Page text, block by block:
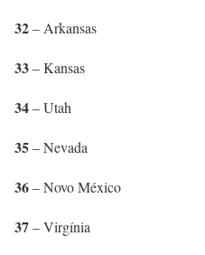
32– Arkansas
33– Kansas
34– Utah
35– Nevada
36– Novo México
37– Virgínia